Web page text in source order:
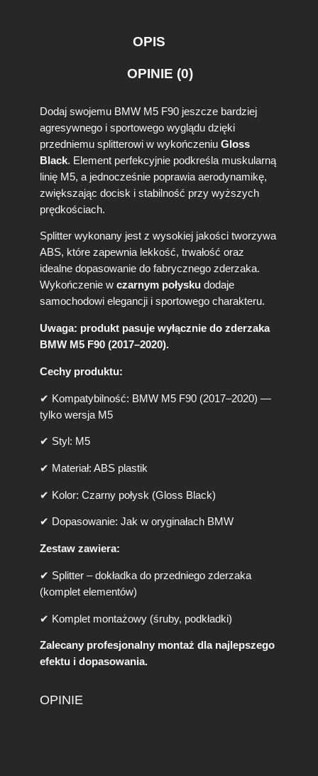
OPIS
OPINIE (0)
Dodaj swojemu BMW M5 F90 jeszcze bardziej
agresywnego i sportowego wyglądu dzięki
przedniemu splitterowi w wykończeniu Gloss
Black. Element perfekcyjnie podkreśla muskularną
linię M5, a jednocześnie poprawia aerodynamikę,
zwiększając docisk i stabilność przy wyższych
prędkościach.
Splitter wykonany jest z wysokiej jakości tworzywa
ABS, które zapewnia lekkość, trwałość oraz
idealne dopasowanie do fabrycznego zderzaka.
Wykończenie w czarnym połysku dodaje
samochodowi elegancji i sportowego charakteru.
Uwaga: produkt pasuje wyłącznie do zderzaka
BMW M5 F90 (2017–2020).
Cechy produktu:
✔ Kompatybilność: BMW M5 F90 (2017–2020) —
tylko wersja M5
✔ Styl: M5
✔ Materiał: ABS plastik
✔ Kolor: Czarny połysk (Gloss Black)
✔ Dopasowanie: Jak w oryginałach BMW
Zestaw zawiera:
✔ Splitter – dokładka do przedniego zderzaka
(komplet elementów)
✔ Komplet montażowy (śruby, podkładki)
Zalecany profesjonalny montaż dla najlepszego
efektu i dopasowania.
OPINIE